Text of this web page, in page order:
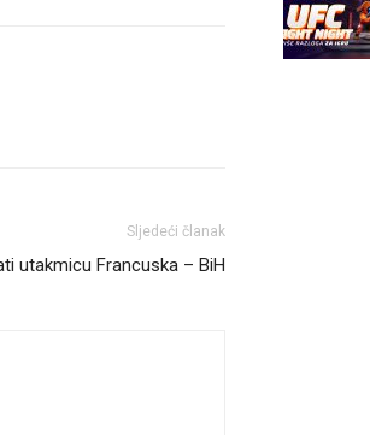
Sljedeći članak
utakmicu Francuska – BiH